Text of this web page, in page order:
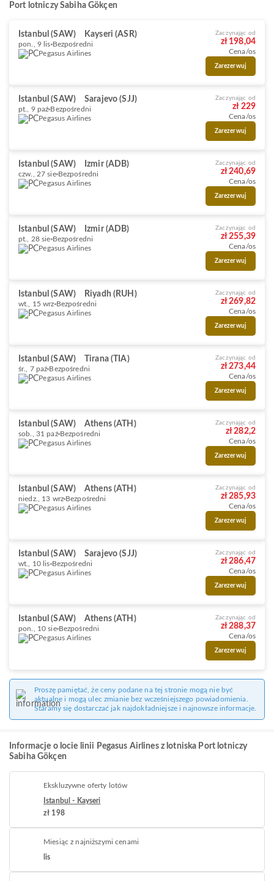
Port lotniczy Sabiha Gökçen
Istanbul (SAW) Kayseri (ASR)
pon., 9 lis Bezpośredni
Pegasus Airlines
Zaczynając od
zł 198,04
Cena/os
Zarezerwuj
Istanbul (SAW) Sarajevo (SJJ)
pt., 9 paź Bezpośredni
Pegasus Airlines
Zaczynając od
zł 229
Cena/os
Zarezerwuj
Istanbul (SAW) Izmir (ADB)
czw., 27 sie Bezpośredni
Pegasus Airlines
Zaczynając od
zł 240,69
Cena/os
Zarezerwuj
Istanbul (SAW) Izmir (ADB)
pt., 28 sie Bezpośredni
Pegasus Airlines
Zaczynając od
zł 255,39
Cena/os
Zarezerwuj
Istanbul (SAW) Riyadh (RUH)
wt., 15 wrz Bezpośredni
Pegasus Airlines
Zaczynając od
zł 269,82
Cena/os
Zarezerwuj
Istanbul (SAW) Tirana (TIA)
śr., 7 paź Bezpośredni
Pegasus Airlines
Zaczynając od
zł 273,44
Cena/os
Zarezerwuj
Istanbul (SAW) Athens (ATH)
sob., 31 paź Bezpośredni
Pegasus Airlines
Zaczynając od
zł 282,2
Cena/os
Zarezerwuj
Istanbul (SAW) Athens (ATH)
niedz., 13 wrz Bezpośredni
Pegasus Airlines
Zaczynając od
zł 285,93
Cena/os
Zarezerwuj
Istanbul (SAW) Sarajevo (SJJ)
wt., 10 lis Bezpośredni
Pegasus Airlines
Zaczynając od
zł 286,47
Cena/os
Zarezerwuj
Istanbul (SAW) Athens (ATH)
pon., 10 sie Bezpośredni
Pegasus Airlines
Zaczynając od
zł 288,37
Cena/os
Zarezerwuj
Proszę pamiętać, że ceny podane na tej stronie mogą nie być
aktualne i mogą ulec zmianie bez wcześniejszego powiadomienia.
Staramy się dostarczać jak najdokładniejsze i najnowsze informacje.
Informacje o locie linii Pegasus Airlines z lotniska Port lotniczy
Sabiha Gökçen
Ekskluzywne oferty lotów
Istanbul - Kayseri
zł 198
Miesiąc z najniższymi cenami
lis